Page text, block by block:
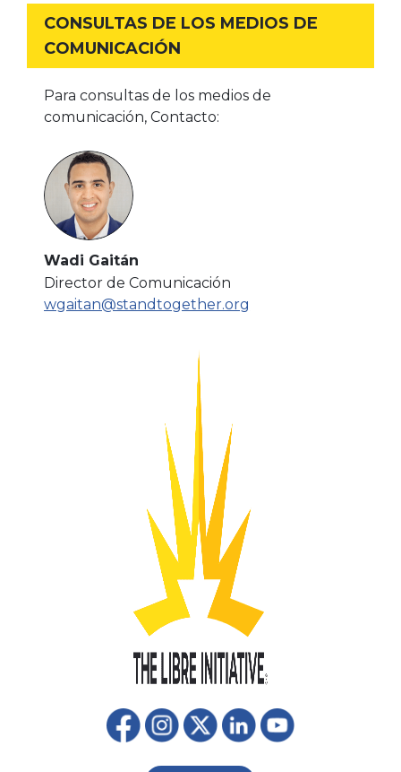
CONSULTAS DE LOS MEDIOS DE
COMUNICACIÓN
Para consultas de los medios de
comunicación, Contacto:
Wadi Gaitán
Director de Comunicación
wgaitan@standtogether.org